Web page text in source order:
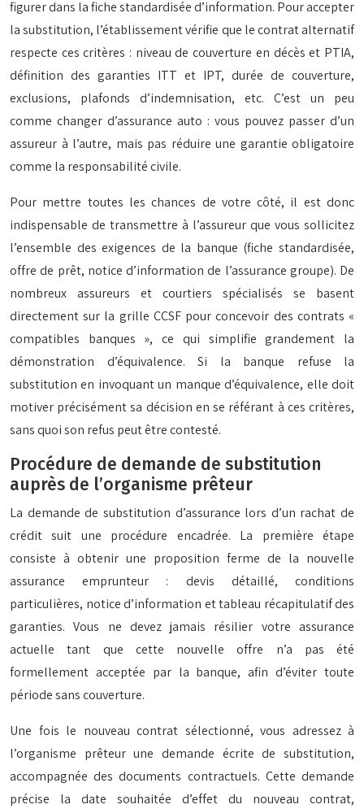
figurer dans la fiche standardisée d’information. Pour accepter
la substitution, l’établissement vérifie que le contrat alternatif
respecte ces critères : niveau de couverture en décès et PTIA,
définition des garanties ITT et IPT, durée de couverture,
exclusions, plafonds d’indemnisation, etc. C’est un peu
comme changer d’assurance auto : vous pouvez passer d’un
assureur à l’autre, mais pas réduire une garantie obligatoire
comme la responsabilité civile.
Pour mettre toutes les chances de votre côté, il est donc
indispensable de transmettre à l’assureur que vous sollicitez
l’ensemble des exigences de la banque (fiche standardisée,
offre de prêt, notice d’information de l’assurance groupe). De
nombreux assureurs et courtiers spécialisés se basent
directement sur la grille CCSF pour concevoir des contrats «
compatibles banques », ce qui simplifie grandement la
démonstration d’équivalence. Si la banque refuse la
substitution en invoquant un manque d’équivalence, elle doit
motiver précisément sa décision en se référant à ces critères,
sans quoi son refus peut être contesté.
Procédure de demande de substitution
auprès de l’organisme prêteur
La demande de substitution d’assurance lors d’un rachat de
crédit suit une procédure encadrée. La première étape
consiste à obtenir une proposition ferme de la nouvelle
assurance emprunteur : devis détaillé, conditions
particulières, notice d’information et tableau récapitulatif des
garanties. Vous ne devez jamais résilier votre assurance
actuelle tant que cette nouvelle offre n’a pas été
formellement acceptée par la banque, afin d’éviter toute
période sans couverture.
Une fois le nouveau contrat sélectionné, vous adressez à
l’organisme prêteur une demande écrite de substitution,
accompagnée des documents contractuels. Cette demande
précise la date souhaitée d’effet du nouveau contrat,